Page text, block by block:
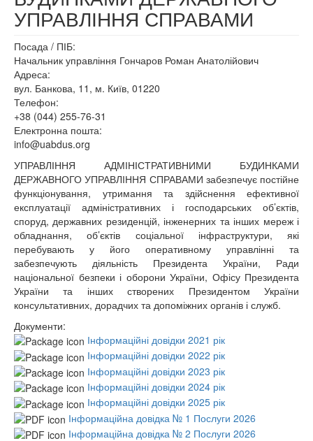
УПРАВЛІННЯ СПРАВАМИ
Посада / ПІБ:
Начальник управління Гончаров Роман Анатолійович
Адреса:
вул. Банкова, 11, м. Київ, 01220
Телефон:
+38 (044) 255-76-31
Електронна пошта:
info@uabdus.org
УПРАВЛІННЯ АДМІНІСТРАТИВНИМИ БУДИНКАМИ
ДЕРЖАВНОГО УПРАВЛІННЯ СПРАВАМИ забезпечує постійне
функціонування, утримання та здійснення ефективної
експлуатації адміністративних і господарських об’єктів,
споруд, державних резиденцій, інженерних та інших мереж і
обладнання, об’єктів соціальної інфраструктури, які
перебувають у його оперативному управлінні та
забезпечують діяльність Президента України, Ради
національної безпеки і оборони України, Офісу Президента
України та інших створених Президентом України
консультативних, дорадчих та допоміжних органів і служб.
Документи:
Інформаційні довідки 2021 рік
Інформаційні довідки 2022 рік
Інформаційні довідки 2023 рік
Інформаційні довідки 2024 рік
Інформаційні довідки 2025 рік
Інформаційна довідка № 1 Послуги 2026
Інформаційна довідка № 2 Послуги 2026